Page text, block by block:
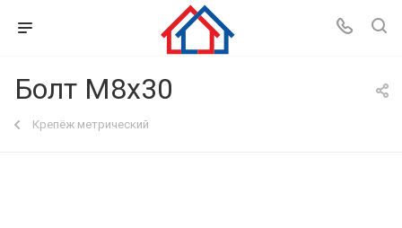
Болт М8х30
Крепёж метрический